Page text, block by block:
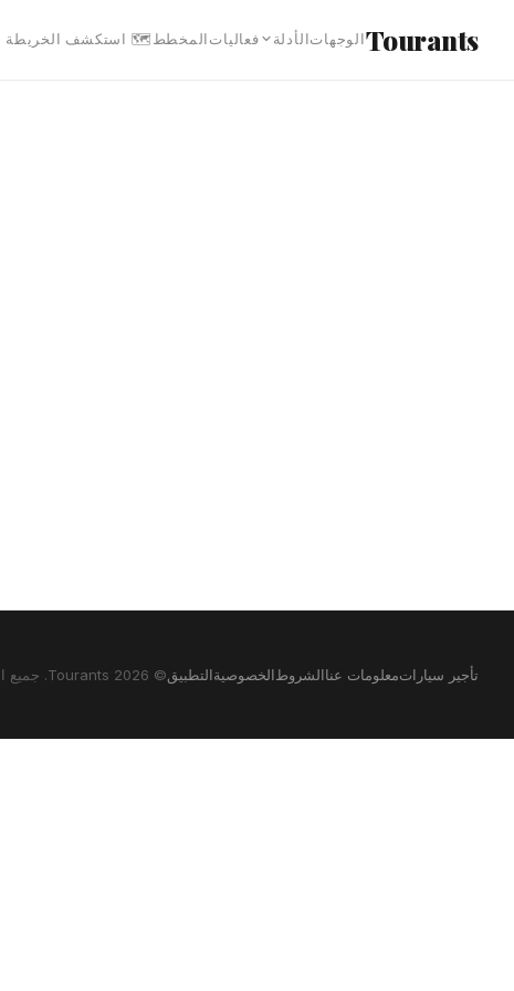
Tourantsالوجهاتالأدلة فعالياتالمخطط 🗺 استكشف الخريطة
تأجير سياراتمعلومات عناالشروط الخصوصيةالتطبيق© 2026 Tourants. جميع الحقوق محفوظة.